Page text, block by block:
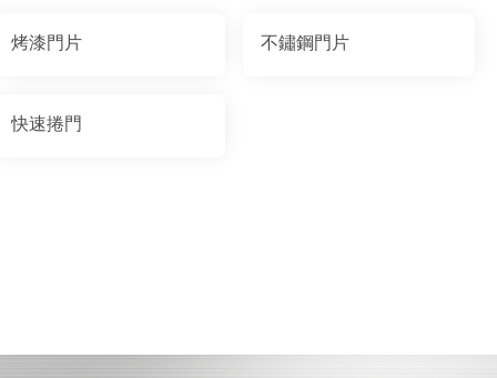
烤漆門片 不鏽鋼門片
快速捲門